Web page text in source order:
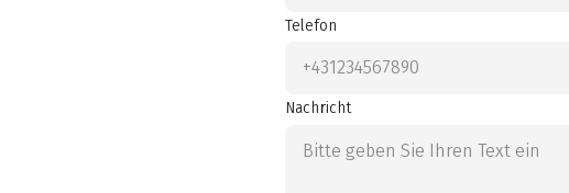
Telefon
Nachricht